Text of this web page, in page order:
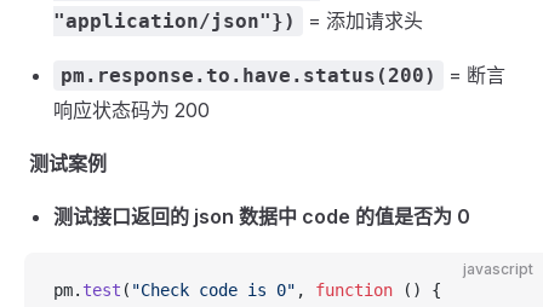
"application/json"})
= 添加请求头
pm.response.to.have.status(200)
= 断言
响应状态码为 200
测试案例
测试接口返回的 json 数据中 code 的值是否为 0
javascript
pm. test ( "Check code is 0" , function () {